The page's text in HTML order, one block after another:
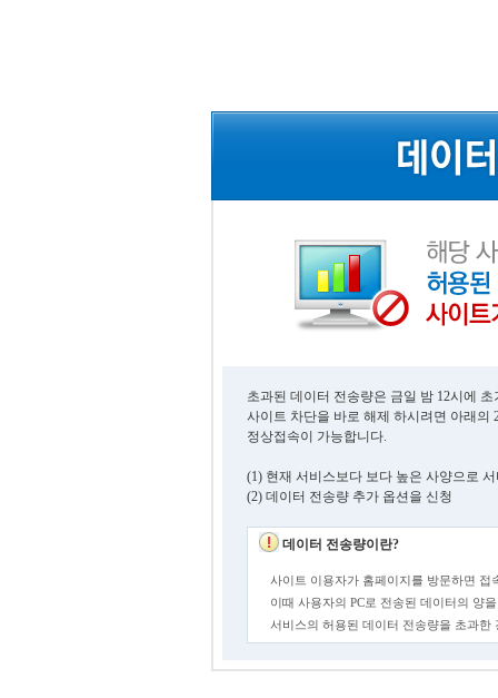
초과된 데이터 전송량은 금일 밤 12시에
사이트 차단을 바로 해제 하시려면 아래의
정상접속이 가능합니다.
(1) 현재 서비스보다 보다 높은 사양으로
(2) 데이터 전송량 추가 옵션을 신청
데이터 전송량이란?
사이트 이용자가 홈페이지를 방문하면 접
이때 사용자의 PC로 전송된 데이터의 양
서비스의 허용된 데이터 전송량을 초과